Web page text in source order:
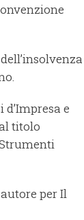
e
titolo
per Il